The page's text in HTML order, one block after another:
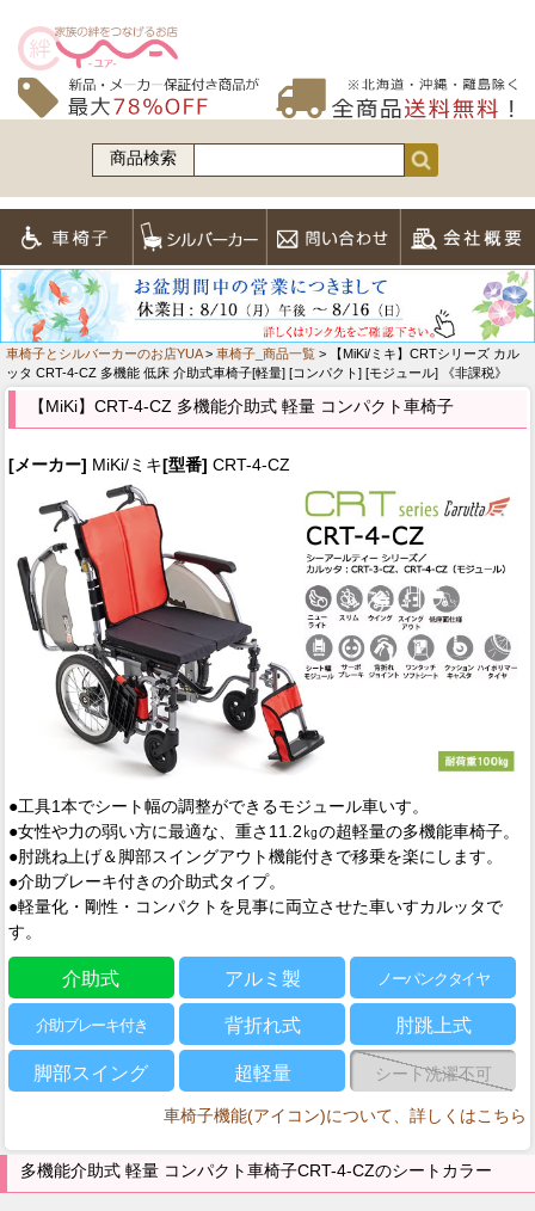
商品検索
車椅子とシルバーカーのお店YUA> 車椅子_商品一覧 > 【MiKi/ミキ】CRTシリーズ カル
ッタ CRT-4-CZ 多機能 低床 介助式車椅子[軽量] [コンパクト] [モジュール] 《非課税》
【MiKi】CRT-4-CZ 多機能介助式 軽量 コンパクト車椅子
[メーカー] MiKi/ミキ[型番] CRT-4-CZ
●工具1本でシート幅の調整ができるモジュール車いす。
●女性や力の弱い方に最適な、重さ11.2㎏の超軽量の多機能車椅子。
●肘跳ね上げ＆脚部スイングアウト機能付きで移乗を楽にします。
●介助ブレーキ付きの介助式タイプ。
●軽量化・剛性・コンパクトを見事に両立させた車いすカルッタで
す。
介助式 アルミ製 ノーパンクタイヤ
介助ブレーキ付き 背折れ式 肘跳上式
脚部スイング 超軽量 シート洗濯不可
車椅子機能(アイコン)について、詳しくはこちら
多機能介助式 軽量 コンパクト車椅子CRT-4-CZのシートカラー